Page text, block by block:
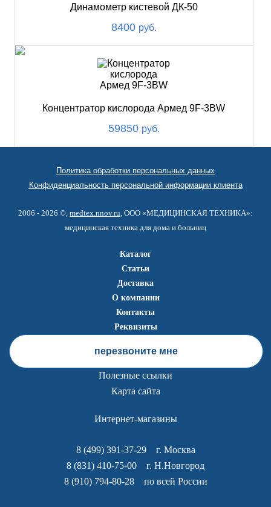
Динамометр кистевой ДК-50
8400 руб.
Концентратор кислорода Армед 9F-3BW
59850 руб.
Политика обработки персональных данных
Конфиденциальность персональной информации клиента
2006 - 2026 ©, medtex.nnov.ru, ООО «МЕДИЦИНСКАЯ ТЕХНИКА»:
медицинская техника для дома и больниц
Каталог
Статьи
Доставка
О компании
Контакты
Реквизиты
перезвоните мне
Полезные ссылки
Карта сайта
Интернет-магазины
8 (499) 391-37-29г. Москва
8 (831) 410-75-00 г. Н.Новгород
8 (910) 794-80-28по всей России